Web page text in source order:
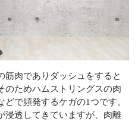
の受付
フォーム
受付中
の受付
筋肉でありダッシュをすると
のためハムストリングスの肉
で頻発するケガの1つです。
浸透してきていますが、肉離